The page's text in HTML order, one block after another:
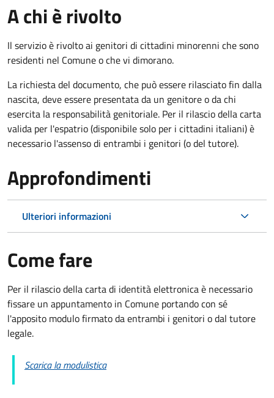
A chi è rivolto
Il servizio è rivolto ai genitori di cittadini minorenni che sono
residenti nel Comune o che vi dimorano.
La richiesta del documento, che può essere rilasciato fin dalla
nascita, deve essere presentata da un genitore o da chi
esercita la responsabilità genitoriale. Per il rilascio della carta
valida per l'espatrio (disponibile solo per i cittadini italiani) è
necessario l'assenso di entrambi i genitori (o del tutore).
Approfondimenti
Ulteriori informazioni
Come fare
Per il rilascio della carta di identità elettronica è necessario
fissare un appuntamento in Comune portando con sé
l'apposito modulo firmato da entrambi i genitori o dal tutore
legale.
Scarica la modulistica